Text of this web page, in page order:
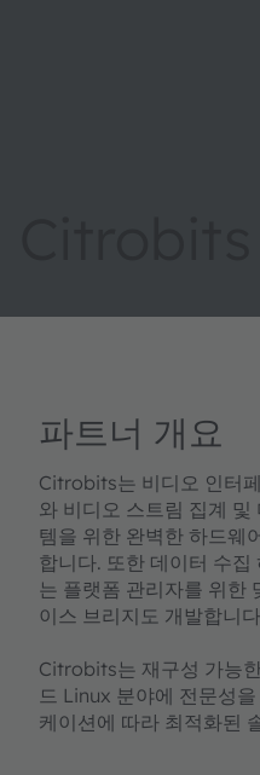
파트너 개요
Citrobits는 비디오 인터
와 비디오 스트림 집계
템을 위한 완벽한 하드웨
합니다. 또한 데이터 수
는 플랫폼 관리자를 위한
이스 브리지도 개발합니
Citrobits는 재구성 가능
드 Linux 분야에 전문성
케이션에 따라 최적화된